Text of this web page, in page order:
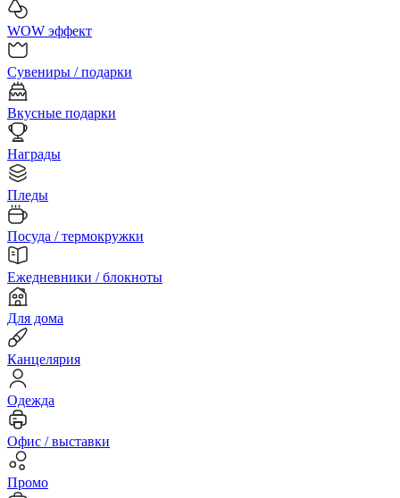
WOW эффект
Сувениры / подарки
Вкусные подарки
Награды
Пледы
Посуда / термокружки
Ежедневники / блокноты
Для дома
Канцелярия
Одежда
Офис / выставки
Промо